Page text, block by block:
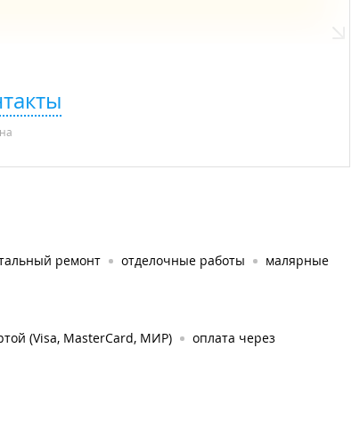
ремонт отделочные работы
малярные
(Visa, MasterCard, МИР)
оплата через